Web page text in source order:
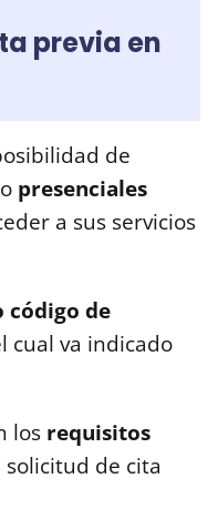
previa en
de
presenciales
a sus servicios
código de
cual va indicado
los requisitos
solicitud de cita